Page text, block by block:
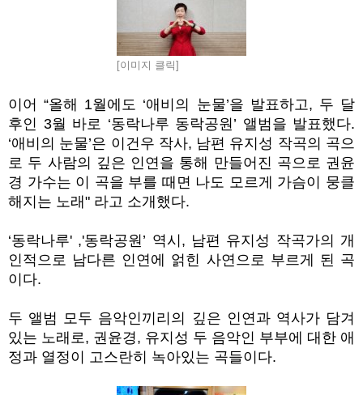
[이미지 클릭]
이어 “올해 1월에도 ‘애비의 눈물’을 발표하고, 두 달
후인 3월 바로 ‘동락나루 동락공원’ 앨범을 발표했다.
‘애비의 눈물’은 이건우 작사, 남편 유지성 작곡의 곡으
로 두 사람의 깊은 인연을 통해 만들어진 곡으로 권윤
경 가수는 이 곡을 부를 때면 나도 모르게 가슴이 뭉클
해지는 노래" 라고 소개했다.
‘동락나루' ,'동락공원’ 역시, 남편 유지성 작곡가의 개
인적으로 남다른 인연에 얽힌 사연으로 부르게 된 곡
이다.
두 앨범 모두 음악인끼리의 깊은 인연과 역사가 담겨
있는 노래로, 권윤경, 유지성 두 음악인 부부에 대한 애
정과 열정이 고스란히 녹아있는 곡들이다.